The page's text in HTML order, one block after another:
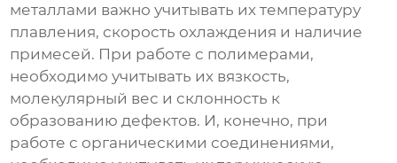
металлами важно учитывать их температуру
плавления, скорость охлаждения и наличие
примесей. При работе с полимерами,
необходимо учитывать их вязкость,
молекулярный вес и склонность к
образованию дефектов. И, конечно, при
работе с органическими соединениями,